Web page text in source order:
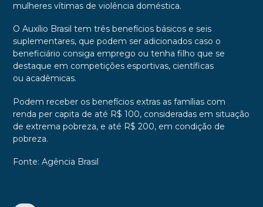
mulheres vítimas de violência doméstica.
O Auxílio Brasil tem três benefícios básicos e seis
suplementares, que podem ser adicionados caso o
beneficiário consiga emprego ou tenha filho que se
destaque em competições esportivas, científicas
ou acadêmicas.
Podem receber os benefícios extras as famílias com
renda per capita de até R$ 100, consideradas em situação
de extrema pobreza, e até R$ 200, em condição de
pobreza.
Fonte: Agência Brasil